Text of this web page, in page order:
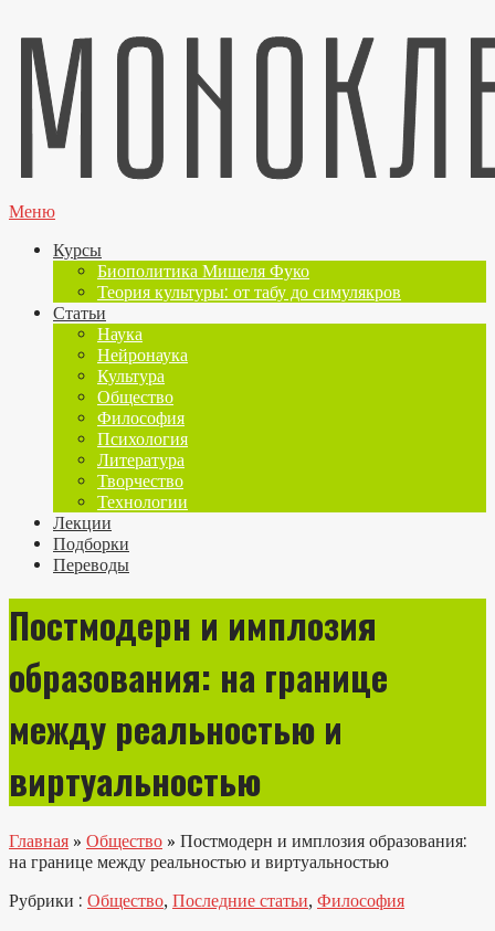
Меню
Курсы
Биополитика Мишеля Фуко
Теория культуры: от табу до симулякров
Статьи
Наука
Нейронаука
Культура
Общество
Философия
Психология
Литература
Творчество
Технологии
Лекции
Подборки
Переводы
Постмодерн и имплозия
образования: на границе
между реальностью и
виртуальностью
Главная » Общество » Постмодерн и имплозия образования:
на границе между реальностью и виртуальностью
Рубрики : Общество, Последние статьи, Философия